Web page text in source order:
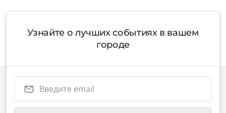
Узнайте о лучших событиях в вашем
городе